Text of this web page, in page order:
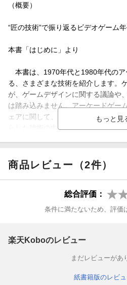
（概要）
“匠の技術”で振り返るビデオゲーム
本書「はじめに」より
本書は、1970年代と1980年代のア
る、さまざまな技術を紹介します。
が、ゲームデザインに関する議論や
は踏み込みません。アーケードゲー
ェアに関して、仕組みが面白い技術
らした技術の中から、いくつかを選
人気やプレイヤー評価ではなく技術
だため、やや通好みのゲームも掲載
が各ゲームを生んだのかイメージし
ゲームを紹介し、さらにその年に起
博物館に鉄道車両や飛行機などを見
いて知っていれば、もっと楽しめま
を遊んだときに、「なるほど、この
商品レビュー（2件）
総合評価：
条件に満たないため、評価
楽天Koboのレビュー
まだレビューがあ
紙書籍版のレビ